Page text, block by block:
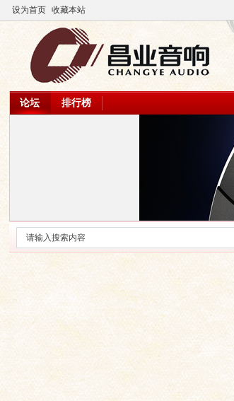
设为首页 收藏本站
论坛 排行榜